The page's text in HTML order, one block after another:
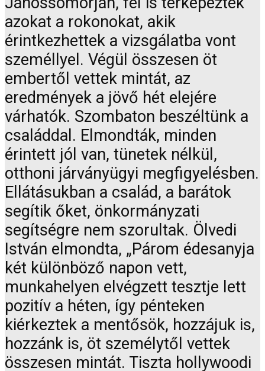
azokat a rokonokat, akik
érintkezhettek a vizsgálatba vont
személlyel. Végül összesen öt
embertől vettek mintát, az
eredmények a jövő hét elejére
várhatók. Szombaton beszéltünk a
családdal. Elmondták, minden
érintett jól van, tünetek nélkül,
otthoni járványügyi megfigyelésben.
Ellátásukban a család, a barátok
segítik őket, önkormányzati
segítségre nem szorultak. Ölvedi
István elmondta, „Párom édesanyja
két különböző napon vett,
munkahelyen elvégzett tesztje lett
pozitív a héten, így pénteken
kiérkeztek a mentősök, hozzájuk is,
hozzánk is, öt személytől vettek
összesen mintát. Tiszta hollywoodi